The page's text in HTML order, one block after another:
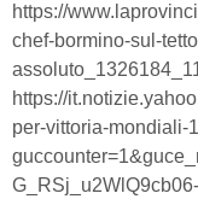
https://
chef-bormino-sul-
https://
per-vittoria-mondiali-
G_RSj_u2WlQ9cb06-